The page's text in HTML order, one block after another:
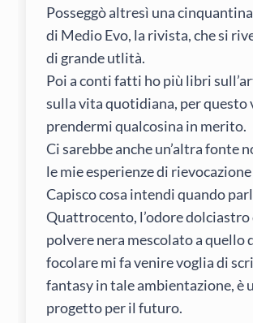
Posseggò altresì una
di Medio Evo, la rivista, che si
di grande utlità.
Poi a conti fatti ho più libri
sulla vita quotidiana, per questo
prendermi qualcosina in merito.
Ci sarebbe anche un’altra fonte
le mie esperienze di
Capisco cosa intendi quando
Quattrocento, l’odore dolciastro
polvere nera mescolato a quello
focolare mi fa venire voglia di
fantasy in tale ambientazione, è
progetto per il futuro.